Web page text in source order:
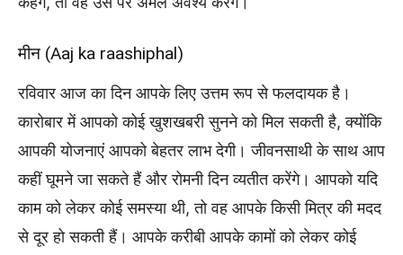
मीन (Aaj ka raashiphal)
रविवार आज का दिन आपके लिए उत्तम रूप से फलदायक है।
कारोबार में आपको कोई खुशखबरी सुनने को मिल सकती है, क्योंकि
आपकी योजनाएं आपको बेहतर लाभ देगी। जीवनसाथी के साथ आप
कहीं घूमने जा सकते हैं और रोमनी दिन व्यतीत करेंगे। आपको यदि
काम को लेकर कोई समस्या थी, तो वह आपके किसी मित्र की मदद
से दूर हो सकती हैं। आपके करीबी आपके कामों को लेकर कोई